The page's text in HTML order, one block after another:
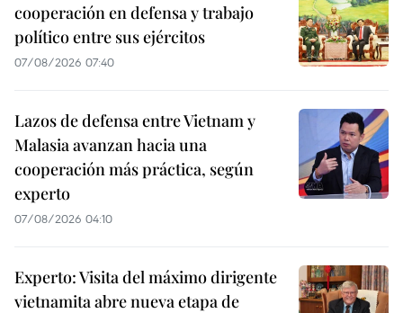
cooperación en defensa y trabajo
político entre sus ejércitos
07/08/2026 07:40
Lazos de defensa entre Vietnam y
Malasia avanzan hacia una
cooperación más práctica, según
experto
07/08/2026 04:10
Experto: Visita del máximo dirigente
vietnamita abre nueva etapa de